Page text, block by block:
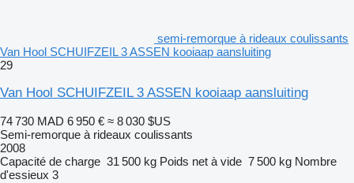
semi-remorque à rideaux coulissants
Van Hool SCHUIFZEIL 3 ASSEN kooiaap aansluiting
29
Van Hool SCHUIFZEIL 3 ASSEN kooiaap aansluiting
74 730 MAD 6 950 € ≈ 8 030 $US
Semi-remorque à rideaux coulissants
2008
Capacité de charge 31 500 kg Poids net à vide 7 500 kg Nombre
d'essieux 3